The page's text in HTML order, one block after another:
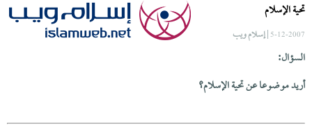
تحية الإسلام
5-12-2007| إسلام ويب
السؤال:
أريد موضوعا عن تحية الإسلام؟